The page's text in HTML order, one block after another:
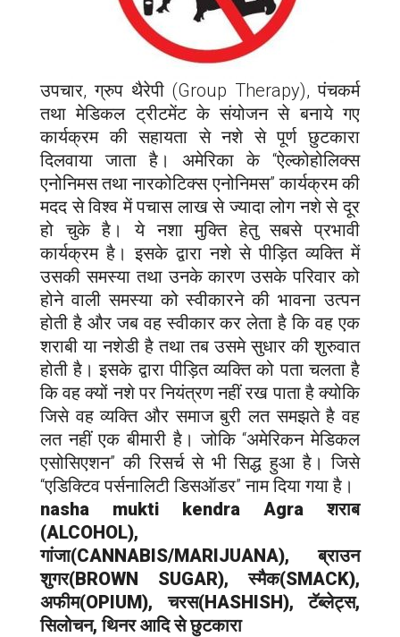
उपचार, ग्रुप थैरेपी (Group Therapy), पंचकर्म
तथा मेडिकल ट्रीटमेंट के संयोजन से बनाये गए
कार्यक्रम की सहायता से नशे से पूर्ण छुटकारा
दिलवाया जाता है। अमेरिका के “ऐल्कोहोलिक्स
एनोनिमस तथा नारकोटिक्स एनोनिमस” कार्यक्रम की
मदद से विश्व में पचास लाख से ज्यादा लोग नशे से दूर
हो चुके है। ये नशा मुक्ति हेतु सबसे प्रभावी
कार्यक्रम है। इसके द्वारा नशे से पीड़ित व्यक्ति में
उसकी समस्या तथा उनके कारण उसके परिवार को
होने वाली समस्या को स्वीकारने की भावना उत्पन
होती है और जब वह स्वीकार कर लेता है कि वह एक
शराबी या नशेडी है तथा तब उसमे सुधार की शुरुवात
होती है। इसके द्वारा पीड़ित व्यक्ति को पता चलता है
कि वह क्यों नशे पर नियंत्रण नहीं रख पाता है क्योकि
जिसे वह व्यक्ति और समाज बुरी लत समझते है वह
लत नहीं एक बीमारी है। जोकि “अमेरिकन मेडिकल
एसोसिएशन” की रिसर्च से भी सिद्ध हुआ है। जिसे
“एडिक्टिव पर्सनालिटी डिसऑडर” नाम दिया गया है।
nasha mukti kendra Agraशराब
(ALCOHOL),
गांजा(CANNABIS/MARIJUANA), ब्राउन
शुगर(BROWN SUGAR), स्मैक(SMACK),
अफीम(OPIUM), चरस(HASHISH), टॅब्लेट्स,
सिलोचन, थिनर आदि से छुटकारा